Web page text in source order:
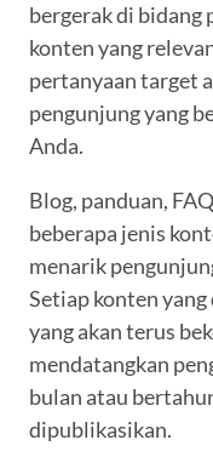
bergerak di
konten yang
pertanyaan target
pengunjung yang
Anda.
Blog, panduan,
beberapa jenis
menarik
Setiap konten
yang akan terus
mendatangkan
bulan atau
dipublikasikan.